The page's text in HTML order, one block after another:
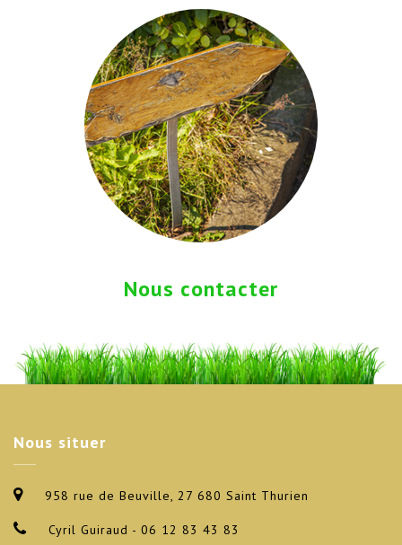
Nous contacter
Nous situer
958 rue de Beuville, 27 680 Saint Thurien
Cyril Guiraud - 06 12 83 43 83